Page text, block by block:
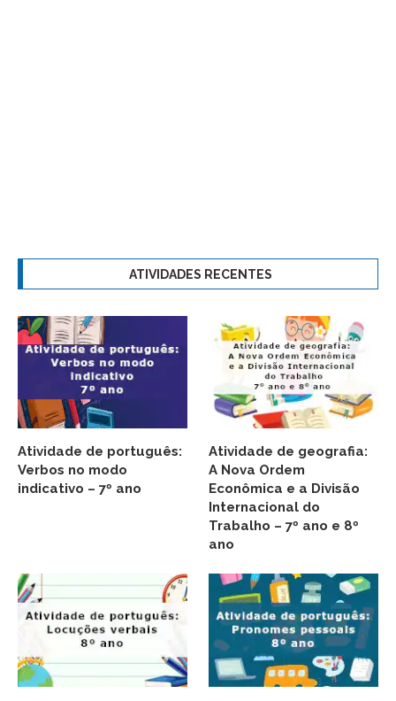
ATIVIDADES RECENTES
Atividade de português:
Verbos no modo
indicativo – 7º ano
Atividade de geografia:
A Nova Ordem
Econômica e a Divisão
Internacional do
Trabalho – 7º ano e 8º
ano